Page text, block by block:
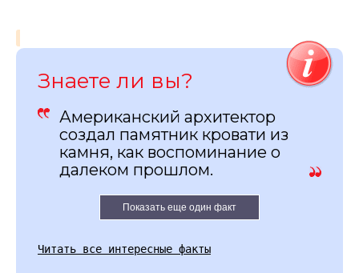
Знаете ли вы?
Американский архитектор
создал памятник кровати из
камня, как воспоминание о
далеком прошлом.
Показать еще один факт
Читать все интересные факты